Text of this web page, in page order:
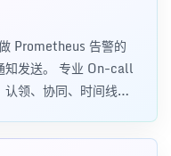
Prometheus 告警的
知发送。 专业 On-call
领、协同、时间线、